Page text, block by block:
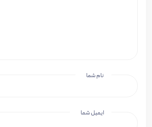
نام شما
ایمیل شما